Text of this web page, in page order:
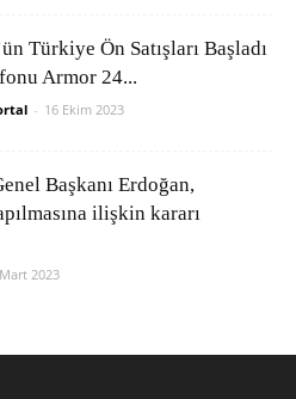
Türkiye Ön Satışları Başladı
Armor 24...
- 16 Ekim 2023
Başkanı Erdoğan,
ilişkin kararı
2023